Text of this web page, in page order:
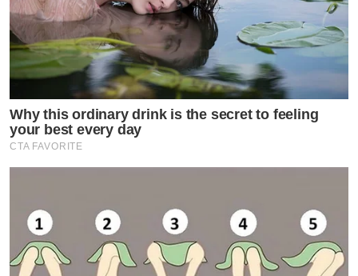
#ข่าวที่เกี่ยวข้อง
“โม อมีนา”ควงลูกทีมนางร้ายป้ายแดง แต่งชุดไทย ร่วม
สืบสานประเพณี “ลอยกระทง” 2566
คำแนะนำ อย่าปล่อยให้เครียด และสารพิษจากอาหาร
Why this ordinary drink is the secret to feeling
your best every day
CTA FAVORITE